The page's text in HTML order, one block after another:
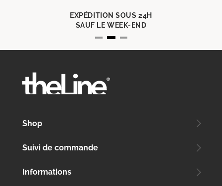
EXPÉDITION SOUS 24H
SAUF LE WEEK-END
Shop
Suivi de commande
Informations